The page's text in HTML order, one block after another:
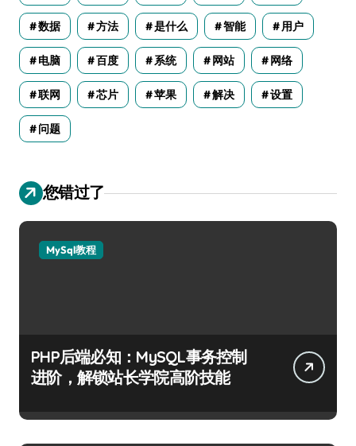
数据 方法 是什么 智能 用户
电脑 百度 系统 网站 网络
联网 芯片 苹果 解决 设置
问题
您错过了
MySql教程
PHP后端必知：MySQL事务控制
进阶，解锁站长学院高阶技能